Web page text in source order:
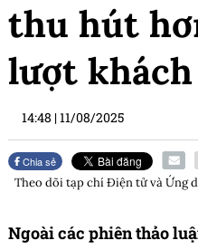
thu hút
lượt
14:48 |11/08/2025
Chia sẻ
Theo dõi tạp chíĐiện tử và Ứng
Ngoài các phiên thảo